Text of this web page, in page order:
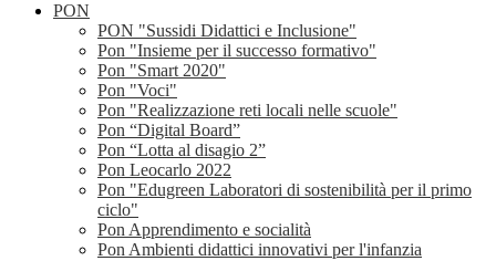
PON
PON "Sussidi Didattici e Inclusione"
Pon "Insieme per il successo formativo"
Pon "Smart 2020"
Pon "Voci"
Pon "Realizzazione reti locali nelle scuole"
Pon “Digital Board”
Pon “Lotta al disagio 2”
Pon Leocarlo 2022
Pon "Edugreen Laboratori di sostenibilità per il primo
ciclo"
Pon Apprendimento e socialità
Pon Ambienti didattici innovativi per l'infanzia